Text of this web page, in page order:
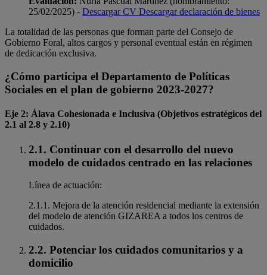
25/02/2025) - Descargar CV Descargar declaración de bienes
La totalidad de las personas que forman parte del Consejo de
Gobierno Foral, altos cargos y personal eventual están en régimen
de dedicación exclusiva.
¿Cómo participa el Departamento de Políticas
Sociales en el plan de gobierno 2023-2027?
Eje 2: Álava Cohesionada e Inclusiva (Objetivos estratégicos del
2.1 al 2.8 y 2.10)
2.1. Continuar con el desarrollo del nuevo
modelo de cuidados centrado en las relaciones
Línea de actuación:
2.1.1. Mejora de la atención residencial mediante la extensión
del modelo de atención GIZAREA a todos los centros de
cuidados.
2.2. Potenciar los cuidados comunitarios y a
domicilio